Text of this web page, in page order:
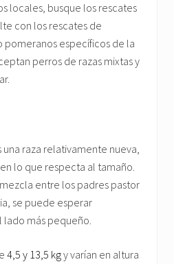
locales, busque los rescates
con los rescates de
pomeranos específicos de la
perros de razas mixtas y
una raza relativamente nueva,
lo que respecta al tamaño.
entre los padres pastor
se puede esperar
lado más pequeño.
4,5 y 13,5 kgy varían en altura